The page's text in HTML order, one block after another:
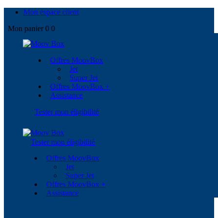
Mon espace client
Mon panier 0 0
Offres MoovBox
Jet
Super Jet
Offres MoovBox +
Assistance
Tester mon éligibilité
Tester mon éligibilité
Offres MoovBox
Jet
Super Jet
Offres MoovBox +
Assistance